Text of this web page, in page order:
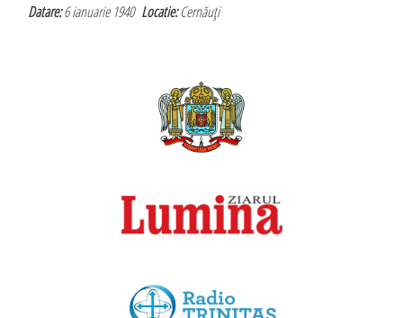
Datare:6 ianuarie 1940Locatie:Cernăuţi